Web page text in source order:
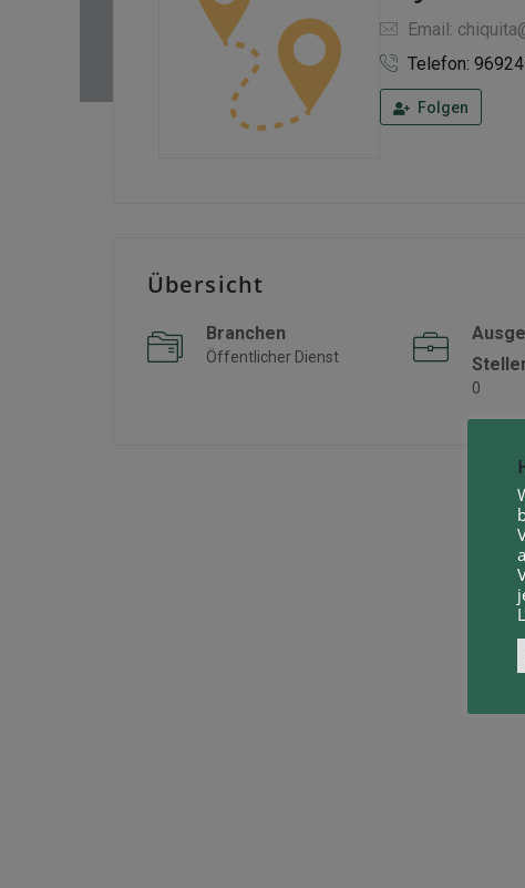
Email:
Telefon:
Folgen
Übersicht
Branchen
Öffentlicher Dienst
0